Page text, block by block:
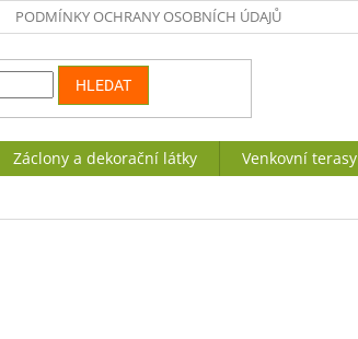
PODMÍNKY OCHRANY OSOBNÍCH ÚDAJŮ
HLEDAT
Záclony a dekorační látky Venkovní terasy